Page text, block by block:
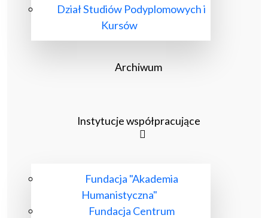
Dział Studiów Podyplomowych i
Kursów
Archiwum
Instytucje współpracujące
Fundacja "Akademia
Humanistyczna"
Fundacja Centrum